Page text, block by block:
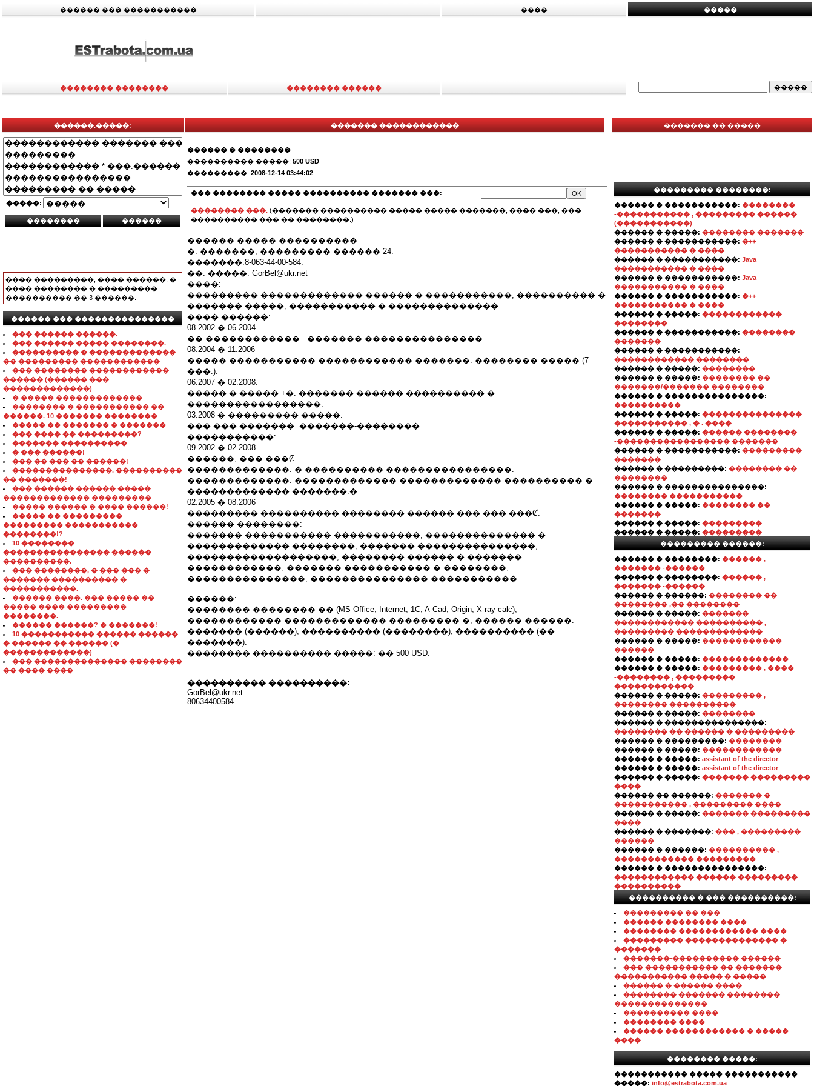
������ ��� ����������� ���� �����
�������� �������� �������� ������
������.�����:
�����:
���� ���������, ���� ������, �
���� �������� � ���������
���������� �� 3 ������.
������ ��� ���������������
��� ������ ������.
��� ������ ����� ��������.
���������� � �������������
�� ��������� ������������
��� �������� ������������
������ (������ ���
�������������)
� ����� �������������
�������� � ����������� ��
������. 10 ������� ��������
����� �� ������� � �������
��� ���� �� ���������?
������� ����������
� ��� ������!
��� �� ��� �� ������!
���������������. ����������
�� �������!
��� ������ ������ �����
������������� ���������
����� ������ � ���� ������!
����� �� ���������
��������� �����������
��������!?
10 ��������
���������������� ������
����������.
��� ��������, � ��� ��� �
������� ���������� �
�����������.
������ ����. ��� ����� ��
����� ���� ���������
��������.
������ ������? � �������!
10 ����������� ������ ������
� ������ �� ������ (�
�������������)
��� �������������� ��������
�� ���� ����
������� ������������
������ � ��������
���������� �����: 500 USD
���������: 2008-12-14 03:44:02
��� �������� ����� ���������� ������� ���:
�������� ���. (������� ���������� ����� ����� �������, ���� ���, ���
���������� ��� �� ��������.)
������ ����� ����������
�. �������, ��������� ������ 24.
�������:8-063-44-00-584.
��. �����: GorBel@ukr.net
����:
��������� ������������� ������ � �����������, ���������� �
������� �����, ����������� � ��������������.
���� ������:
08.2002 � 06.2004
�� ������������ . �������-���������������.
08.2004 � 11.2006
����� ����������� ������������ �������. �������� ����� (7
���.).
06.2007 � 02.2008.
����� � ����� +�. ������� ������ ���������� �
�����������������.
03.2008 � ��������� �����.
��� ��� �������. �������-��������.
�����������:
09.2002 � 02.2008
������, ��� ���Ȼ.
�������������: � ���������� ����������������.
�������������: ������������� ������������� ���������� �
������������� �������.�
02.2005 � 08.2006
��������� ���������� �������� ������ ��� ��� ���Ȼ.
������ ��������:
������� ����������� �����������, �������������� �
������������� ��������, ������� ���������������,
�������������������, �������� ������ � �������
������������, ������� ����������� � ��������,
���������������, ��������������� �����������.
������:
�������� �������� �� (MS Office, Internet, 1C, A-Cad, Origin, X-ray calc),
������������ ������������� ��������� �, ������ ������:
������� (������), ���������� (��������), ���������� (��
�������).
�������� ���������� �����: �� 500 USD.
���������� ����������:
GorBel@ukr.net
80634400584
������� �� �����
��������� ��������:
������ � �����������: ��������
-����������� , ��������� ������
(�����������)
������ � �����: �������� �������
������ � �����������: �++
����������� � ����
������ � �����������: Java
����������� � ����
������ � �����������: Java
����������� � ����
������ � �����������: �++
����������� � ����
������ � �����: ������������
��������
������ � �����������: ��������
�������
������ � �����������:
������������ ��������
������ � �����: ��������
������ � �����: �������� ��
�������/������� ��������
������ � ���������������:
����������
������ � �����: ���������������
����������� , � . ����
������ � �����: ������ ��������
-����������������� �������
������ � �����������: ���������
�������
������ � ���������: �������� ��
��������
������ � ���������������:
�������� �����������
������ � �����: �������� ��
�������
������ � �����: ���������
������ � �����: ���������
��������� ������:
������ � ��������: ������ ,
������� -������
������ � ��������: ������ ,
������� -������
������ � ������: �������� ��
�������� ,�� ��������
������ � �����: �������
������������ ���������� ,
��������� �������������
������ � �����: ������������
������
������ � �����: �������������
������ � �����: ��������� , ����
-�������� , ���������
������������
������ � �����: ��������� ,
�������� ����������
������ � �����: ��������
������ � ���������������:
�������� �� ������ � ���������
������ � ���������: ��������
������ � �����: ������������
������ � �����: assistant of the director
������ � �����: assistant of the director
������ � �����: ������� ���������
����
������ �� ������: ������� �
����������� , ��������� ����
������ � �����: ������� ���������
����
������ � �������: ��� , ���������
������
������ � ������: ���������� ,
������������ ���������
������ � ���������������:
������������ ������ ���������
����������
���������� � ��� ����������:
��������� �� ���
������ �������� ����
�������� ������������ ����
��������� �������������� �
�������
�������-���������� ������
��� ����������� �� �������
����������� ����� � �����
������ � ������ ����
�������� ������� ��������
��������������
���������� ����
�������� ����
������ ������������ � �����
����
�������� �����:
����������� ����� �����������
�����: info@estrabota.com.ua